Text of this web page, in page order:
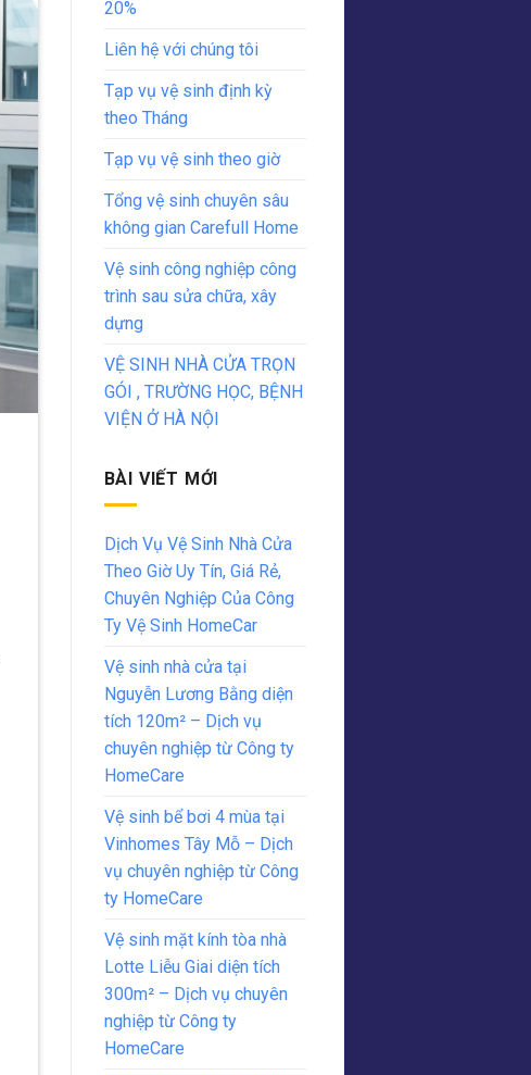
20%
Liên hệ với chúng tôi
Tạp vụ vệ sinh định kỳ
theo Tháng
Tạp vụ vệ sinh theo giờ
Tổng vệ sinh chuyên sâu
không gian Carefull Home
Vệ sinh công nghiệp công
trình sau sửa chữa, xây
dựng
VỆ SINH NHÀ CỬA TRỌN
GÓI , TRƯỜNG HỌC, BỆNH
VIỆN Ở HÀ NỘI
BÀI VIẾT MỚI
Dịch Vụ Vệ Sinh Nhà Cửa
Theo Giờ Uy Tín, Giá Rẻ,
Chuyên Nghiệp Của Công
Ty Vệ Sinh HomeCar
Vệ sinh nhà cửa tại
Nguyễn Lương Bằng diện
tích 120m² – Dịch vụ
chuyên nghiệp từ Công ty
HomeCare
Vệ sinh bể bơi 4 mùa tại
Vinhomes Tây Mỗ – Dịch
vụ chuyên nghiệp từ Công
ty HomeCare
Vệ sinh mặt kính tòa nhà
Lotte Liễu Giai diện tích
300m² – Dịch vụ chuyên
nghiệp từ Công ty
HomeCare